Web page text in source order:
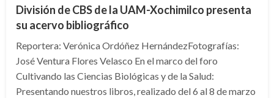
División de CBS de la UAM-Xochimilco presenta
su acervo bibliográfico
Reportera: Verónica Ordóñez HernándezFotografías:
José Ventura Flores Velasco En el marco del foro
Cultivando las Ciencias Biológicas y de la Salud:
Presentando nuestros libros, realizado del 6 al 8 de marzo